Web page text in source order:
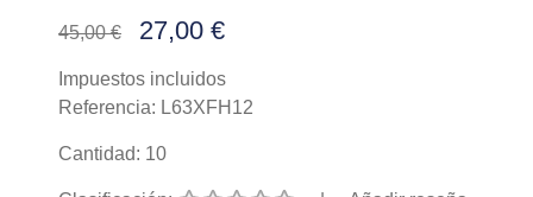
45,00 € 27,00 €
Impuestos incluidos
Referencia: L63XFH12
Cantidad: 10